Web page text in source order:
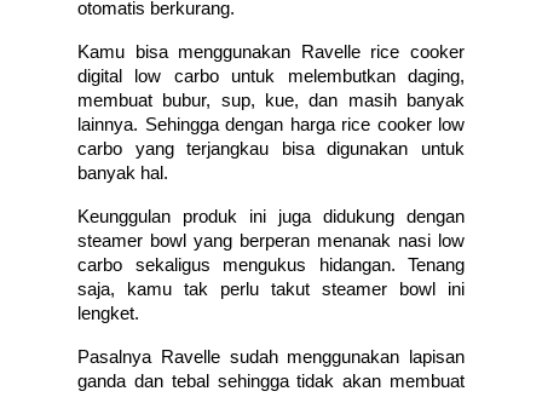
otomatis berkurang.
Kamu bisa menggunakan Ravelle rice cooker
digital low carbo untuk melembutkan daging,
membuat bubur, sup, kue, dan masih banyak
lainnya. Sehingga dengan harga rice cooker low
carbo yang terjangkau bisa digunakan untuk
banyak hal.
Keunggulan produk ini juga didukung dengan
steamer bowl yang berperan menanak nasi low
carbo sekaligus mengukus hidangan. Tenang
saja, kamu tak perlu takut steamer bowl ini
lengket.
Pasalnya Ravelle sudah menggunakan lapisan
ganda dan tebal sehingga tidak akan membuat